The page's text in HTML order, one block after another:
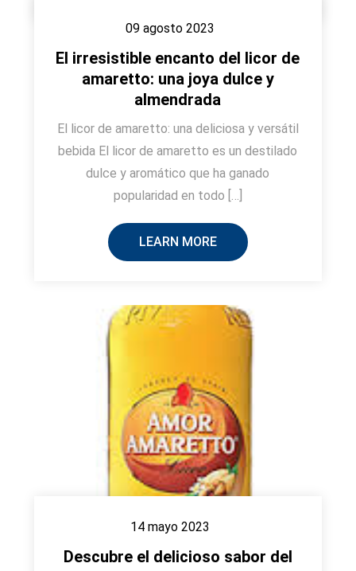
09 agosto 2023
El irresistible encanto del licor de
amaretto: una joya dulce y
almendrada
El licor de amaretto: una deliciosa y versátil
bebida El licor de amaretto es un destilado
dulce y aromático que ha ganado
popularidad en todo […]
LEARN MORE
14 mayo 2023
Descubre el delicioso sabor del